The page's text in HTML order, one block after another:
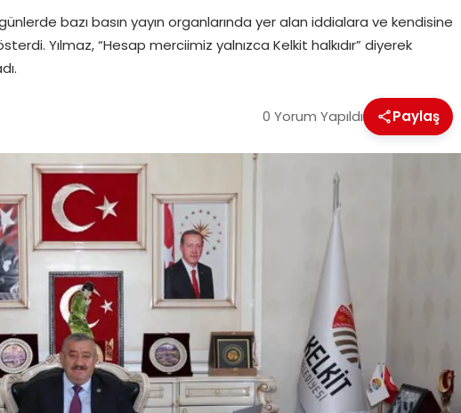
bazı basın yayın organlarında yer alan iddialara ve kendisine
Yılmaz, “Hesap merciimiz yalnızca Kelkit halkıdır” diyerek
0 Yorum Yapıldı Paylaş